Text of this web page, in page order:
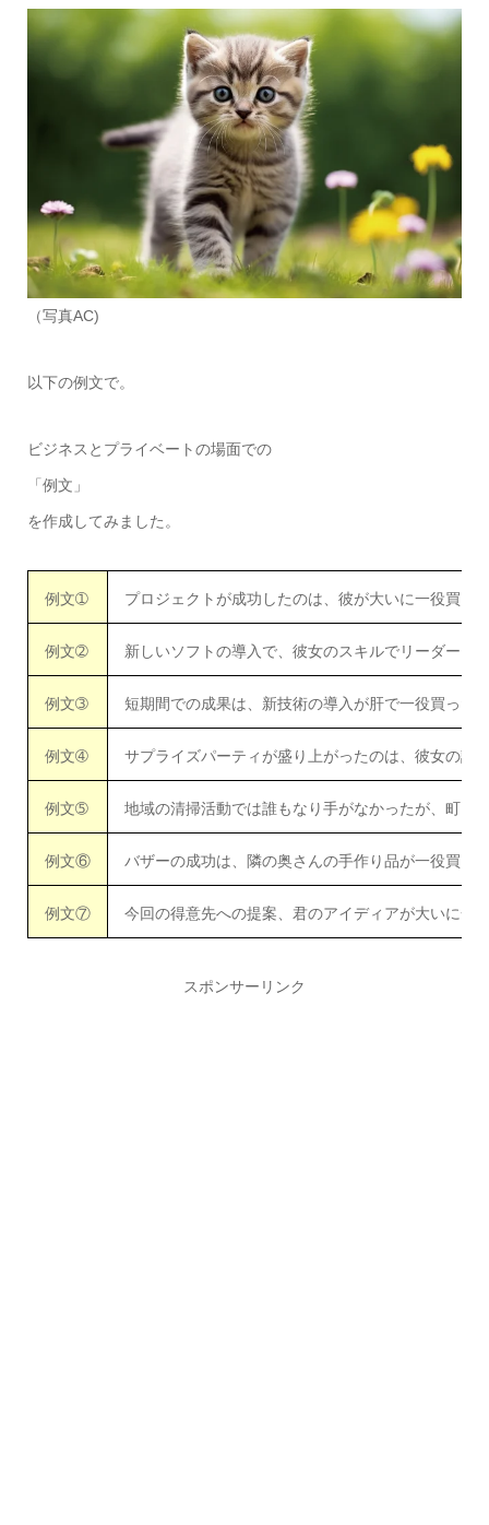
（写真AC)
以下の例文で。
ビジネスとプライベートの場面での
「例文」
を作成してみました。
例文➀ プロジェクトが成功したのは、彼が大いに一役買っ
例文➁ 新しいソフトの導入で、彼女のスキルでリーダーと
例文➂ 短期間での成果は、新技術の導入が肝で一役買った
例文➃ サプライズパーティが盛り上がったのは、彼女の計
例文➄ 地域の清掃活動では誰もなり手がなかったが、町内
例文⑥ バザーの成功は、隣の奥さんの手作り品が一役買い
例文⑦ 今回の得意先への提案、君のアイディアが大いに一
スポンサーリンク